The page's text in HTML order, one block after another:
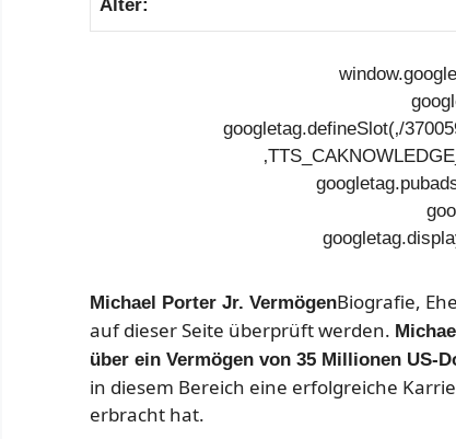
Alter:
googletag.defineSlot(‚/
Michael Porter Jr. VermögenBiografie,
auf dieser Seite überprüft werden.
über ein Vermögen von 35 Millionen US-
in diesem Bereich eine erfolgreiche
erbracht hat.